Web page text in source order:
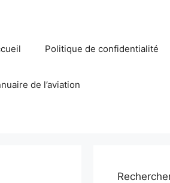
Politique de confidentialité
de l’aviation